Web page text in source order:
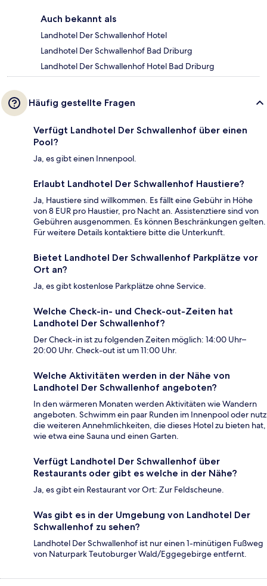
Auch bekannt als
Landhotel Der Schwallenhof Hotel
Landhotel Der Schwallenhof Bad Driburg
Landhotel Der Schwallenhof Hotel Bad Driburg
Häufig gestellte Fragen
Verfügt Landhotel Der Schwallenhof über einen
Pool?
Ja, es gibt einen Innenpool.
Erlaubt Landhotel Der Schwallenhof Haustiere?
Ja, Haustiere sind willkommen. Es fällt eine Gebühr in Höhe
von 8 EUR pro Haustier, pro Nacht an. Assistenztiere sind von
Gebühren ausgenommen. Es können Beschränkungen gelten.
Für weitere Details kontaktiere bitte die Unterkunft.
Bietet Landhotel Der Schwallenhof Parkplätze vor
Ort an?
Ja, es gibt kostenlose Parkplätze ohne Service.
Welche Check-in- und Check-out-Zeiten hat
Landhotel Der Schwallenhof?
Der Check-in ist zu folgenden Zeiten möglich: 14:00 Uhr–
20:00 Uhr. Check-out ist um 11:00 Uhr.
Welche Aktivitäten werden in der Nähe von
Landhotel Der Schwallenhof angeboten?
In den wärmeren Monaten werden Aktivitäten wie Wandern
angeboten. Schwimm ein paar Runden im Innenpool oder nutz
die weiteren Annehmlichkeiten, die dieses Hotel zu bieten hat,
wie etwa eine Sauna und einen Garten.
Verfügt Landhotel Der Schwallenhof über
Restaurants oder gibt es welche in der Nähe?
Ja, es gibt ein Restaurant vor Ort: Zur Feldscheune.
Was gibt es in der Umgebung von Landhotel Der
Schwallenhof zu sehen?
Landhotel Der Schwallenhof ist nur einen 1-minütigen Fußweg
von Naturpark Teutoburger Wald/Eggegebirge entfernt.